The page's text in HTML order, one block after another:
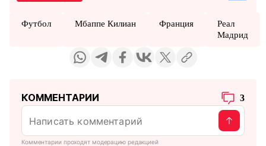
Футбол Мбаппе Килиан Франция
Реал
Мадрид
КОММЕНТАРИИ 3
Комментарии проходят модерацию редакцией